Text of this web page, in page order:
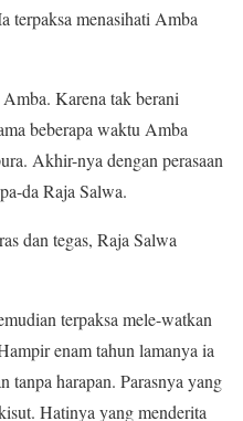
terpaksa menasihati Amba
Karena tak berani
beberapa waktu Amba
Akhir-nya dengan perasaan
da Raja Salwa.
dan tegas, Raja Salwa
terpaksa mele-watkan
enam tahun lamanya ia
tanpa harapan. Parasnya yang
Hatinya yang menderita